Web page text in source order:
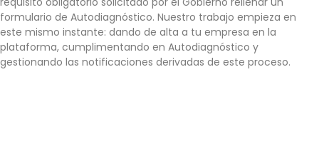
formulario de Autodiagnóstico. Nuestro trabajo empieza en
este mismo instante: dando de alta a tu empresa en la
plataforma, cumplimentando en Autodiagnóstico y
gestionando las notificaciones derivadas de este proceso.